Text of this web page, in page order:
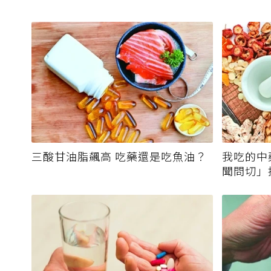
三酸甘油脂飆高 吃藥還是吃魚油？
我吃的
聞問切